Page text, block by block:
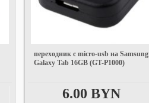
переходник с micro-usb на Samsung
Galaxy Tab 16GB (GT-P1000)
6.00 BYN